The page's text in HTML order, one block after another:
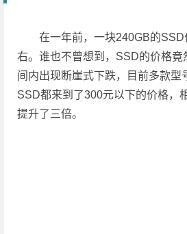
在一年前，一块240GB的
右。谁也不曾想到，SSD的价格竟
间内出现断崖式下跌，目前多款型
SSD都来到了300元以下的价格，
提升了三倍。